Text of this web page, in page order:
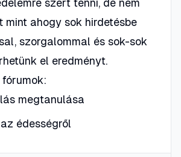
szert tenni, de nem
mint ahogy sok hirdetésbe
szorgalommal és sok-sok
el eredményt.
megtanulása
édességről